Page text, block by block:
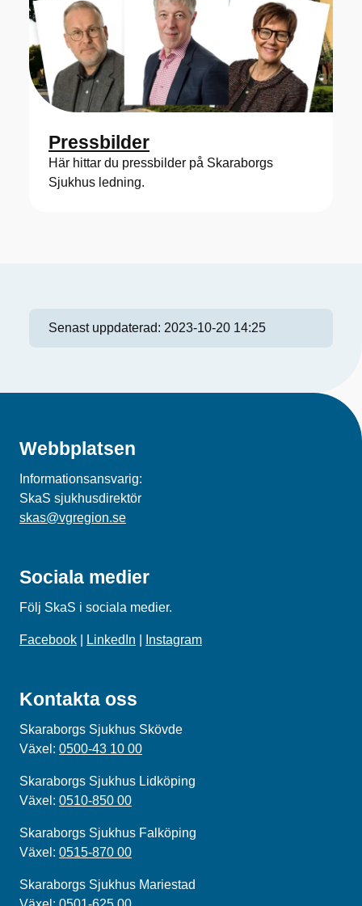
Pressbilder
Här hittar du pressbilder på Skaraborgs
Sjukhus ledning.
Senast uppdaterad: 2023-10-20 14:25
Webbplatsen
Informationsansvarig:
SkaS sjukhusdirektör
skas@vgregion.se
Sociala medier
Följ SkaS i sociala medier.
Facebook LinkedIn Instagram
Kontakta oss
Skaraborgs Sjukhus Skövde
Växel: 0500-43 10 00
Skaraborgs Sjukhus Lidköping
Växel: 0510-850 00
Skaraborgs Sjukhus Falköping
Växel: 0515-870 00
Skaraborgs Sjukhus Mariestad